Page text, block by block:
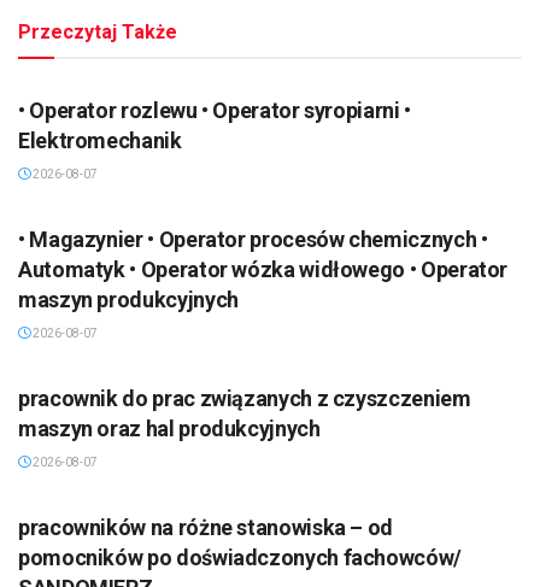
Przeczytaj Także
• Operator rozlewu • Operator syropiarni •
Elektromechanik
2026-08-07
• Magazynier • Operator procesów chemicznych •
Automatyk • Operator wózka widłowego • Operator
maszyn produkcyjnych
2026-08-07
pracownik do prac związanych z czyszczeniem
maszyn oraz hal produkcyjnych
2026-08-07
pracowników na różne stanowiska – od
pomocników po doświadczonych fachowców/